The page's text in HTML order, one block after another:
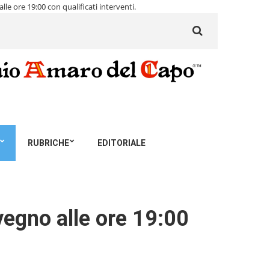
ore 19:00 con qualificati interventi.
RUBRICHE EDITORIALE
for:
alle ore 19:00